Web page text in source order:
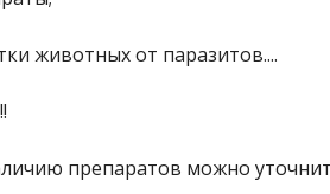
животных от паразитов....
препаратов можно